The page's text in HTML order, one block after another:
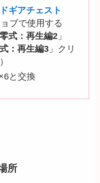
ギアチェスト
ブで使用する
式：再生編2」
：再生編3」クリ
交換
所